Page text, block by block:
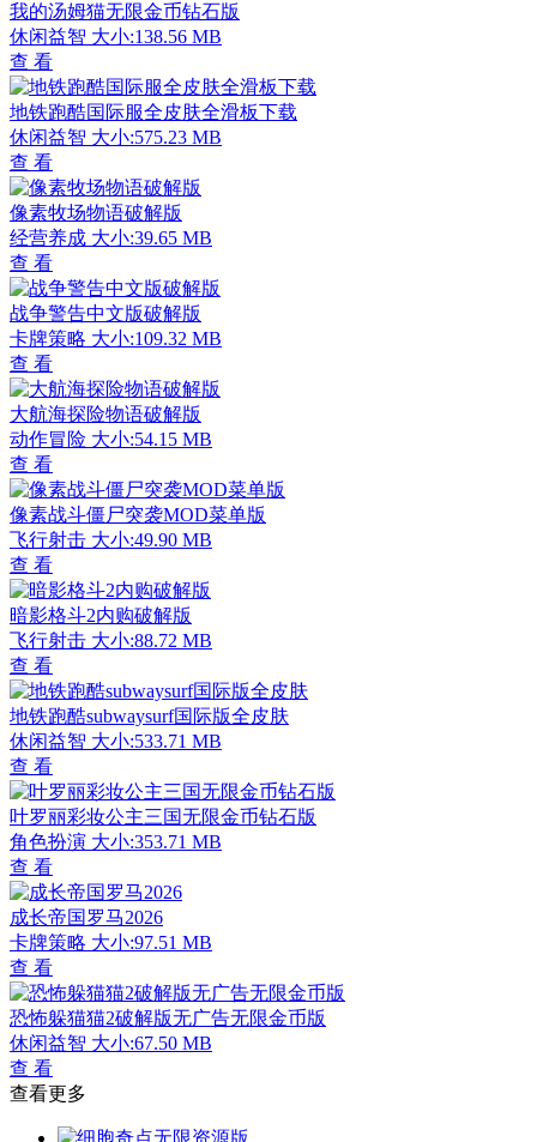
我的汤姆猫无限金币钻石版
休闲益智 大小:138.56 MB
查 看
地铁跑酷国际服全皮肤全滑板下载
休闲益智 大小:575.23 MB
查 看
像素牧场物语破解版
经营养成 大小:39.65 MB
查 看
战争警告中文版破解版
卡牌策略 大小:109.32 MB
查 看
大航海探险物语破解版
动作冒险 大小:54.15 MB
查 看
像素战斗僵尸突袭MOD菜单版
飞行射击 大小:49.90 MB
查 看
暗影格斗2内购破解版
飞行射击 大小:88.72 MB
查 看
地铁跑酷subwaysurf国际版全皮肤
休闲益智 大小:533.71 MB
查 看
叶罗丽彩妆公主三国无限金币钻石版
角色扮演 大小:353.71 MB
查 看
成长帝国罗马2026
卡牌策略 大小:97.51 MB
查 看
恐怖躲猫猫2破解版无广告无限金币版
休闲益智 大小:67.50 MB
查 看
查看更多